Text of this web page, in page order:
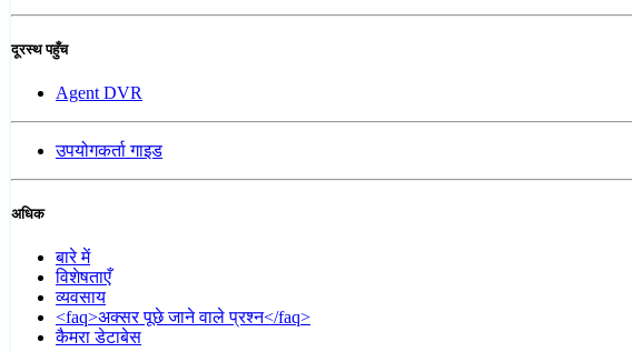
दूरस्थ पहुँच
Agent DVR
उपयोगकर्ता गाइड
अधिक
बारे में
विशेषताएँ
व्यवसाय
<faq>अक्सर पूछे जाने वाले प्रश्न</faq>
कैमरा डेटाबेस